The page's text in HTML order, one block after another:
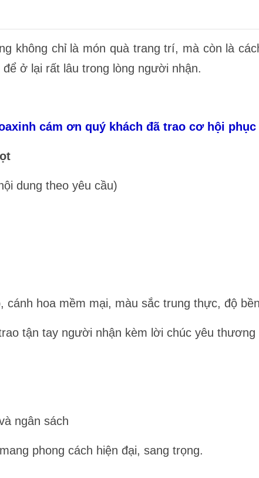
không chỉ là món quà trang trí, mà còn là
ở lại rất lâu trong lòng người nhận.
cám ơn quý khách đã trao cơ hội phục
dung theo yêu cầu)
cánh hoa mềm mại, màu sắc trung thực, độ
tận tay người nhận kèm lời chúc yêu thương
ngân sách
phong cách hiện đại, sang trọng.